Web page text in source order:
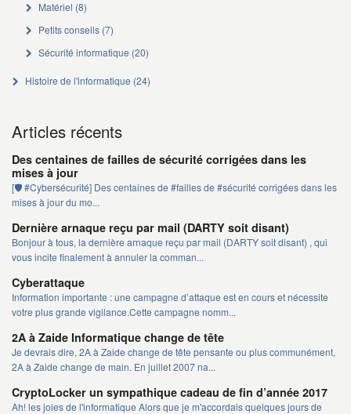
Matériel (8)
Petits conseils(7)
Sécurité informatique (20)
Histoire de l'informatique (24)
Articles récents
Des centaines de failles de sécurité corrigées dans les
mises à jour
[🛡️ #Cybersécurité] Des centaines de #failles de #sécurité corrigées dans les
mises à jour du mo...
Dernière arnaque reçu par mail (DARTY soit disant)
Bonjour à tous, la dernière arnaque reçu par mail (DARTY soit disant) , qui
vous incite finalement à annuler la comman...
Cyberattaque
Information importante : une campagne d’attaque est en cours et nécessite
votre plus grande vigilance.Cette campagne nomm...
2A à Zaide Informatique change de tête
Je devrais dire, 2A à Zaide change de tête pensante ou plus communément,
2A à Zaide change de main. En juillet 2007 na...
CryptoLocker un sympathique cadeau de fin d’année 2017
Ah! les joies de l'informatique Alors que je m'accordais quelques jours de